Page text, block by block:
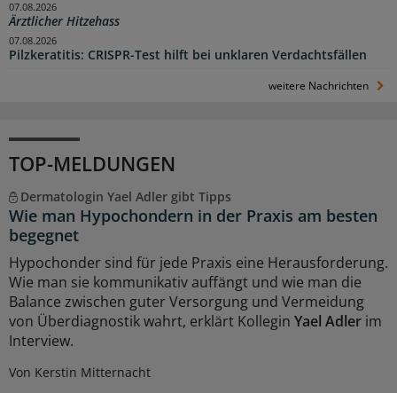
Ärztlicher Hitzehass
07.08.2026
Pilzkeratitis: CRISPR-Test hilft bei unklaren Verdachtsfällen
07.08.2026
weitere Nachrichten
TOP-MELDUNGEN
Dermatologin Yael Adler gibt Tipps
Wie man Hypochondern in der Praxis am besten
begegnet
Hypochonder sind für jede Praxis eine Herausforderung.
Wie man sie kommunikativ auffängt und wie man die
Balance zwischen guter Versorgung und Vermeidung
von Überdiagnostik wahrt, erklärt Kollegin Yael Adler im
Interview.
Von Kerstin Mitternacht